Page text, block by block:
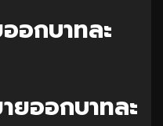
อกบาทละ
ยออกบาทละ